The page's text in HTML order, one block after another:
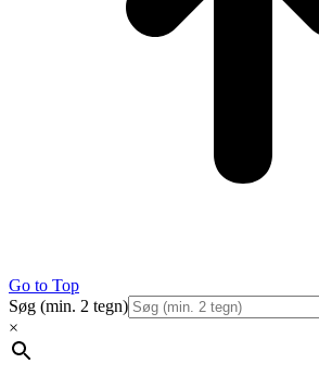
Go to Top
Søg (min. 2 tegn)
×